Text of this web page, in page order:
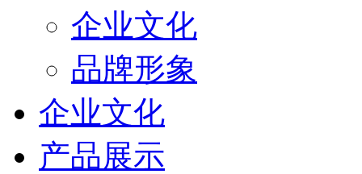
企业文化
品牌形象
企业文化
产品展示